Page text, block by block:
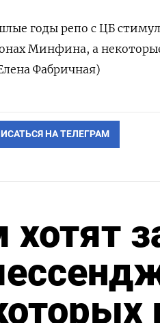
годы репо с ЦБ
Минфина, а
Фабричная)
НА ТЕЛЕГРАМ